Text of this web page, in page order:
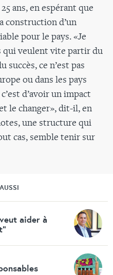
ans, en espérant que
construction d’un
pour le pays. «Je
qui veulent vite partir du
ce n’est pas
ou dans les pays
d’avoir un impact
le changer», dit-il, en
une structure qui
cas, semble tenir sur
aider à